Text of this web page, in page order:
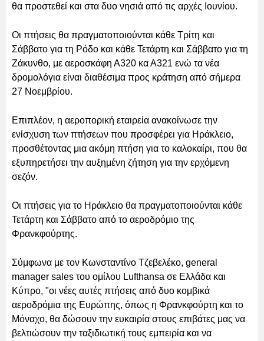
θα προστεθεί και στα δυο νησιά από τις αρχές Ιουνίου.
Οι πτήσεις θα πραγματοποιούνται κάθε Τρίτη και
Σάββατο για τη Ρόδο και κάθε Τετάρτη και Σάββατο για τη
Ζάκυνθο, με αεροσκάφη Α320 κα Α321 ενώ τα νέα
δρομολόγια είναι διαθέσιμα προς κράτηση από σήμερα
27 Νοεμβρίου.
Επιπλέον, η αεροπορική εταιρεία ανακοίνωσε την
ενίσχυση των πτήσεων που προσφέρει για Ηράκλειο,
προσθέτοντας μια ακόμη πτήση για το καλοκαίρι, που θα
εξυπηρετήσει την αυξημένη ζήτηση για την ερχόμενη
σεζόν.
Οι πτήσεις για το Ηράκλειο θα πραγματοποιούνται κάθε
Τετάρτη και Σάββατο από το αεροδρόμιο της
Φρανκφούρτης.
Σύμφωνα με τον Κωνσταντίνο Τζεβελέκο, general
manager sales του ομίλου Lufthansa σε Ελλάδα και
Κύπρο, "οι νέες αυτές πτήσεις από δυο κομβικά
αεροδρόμια της Ευρώπης, όπως η Φρανκφούρτη και το
Μόναχο, θα δώσουν την ευκαιρία στους επιβάτες μας να
βελτιώσουν την ταξιδιωτική τους εμπειρία και να